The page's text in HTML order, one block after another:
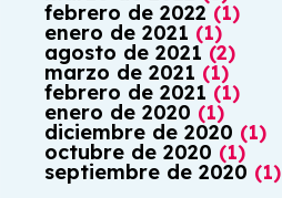
febrero de 2022(1)
enero de 2021 (1)
agosto de 2021 (2)
marzo de 2021 (1)
febrero de 2021(1)
enero de 2020 (1)
diciembre de 2020 (1)
octubre de 2020 (1)
septiembre de 2020 (1)